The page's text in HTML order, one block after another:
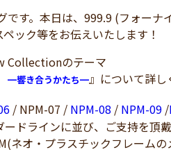
す。本日は、999.9 (フォー
ック等をお伝えいたします！
Collectionのテーマ
━響き合うかたち━』について詳し
/ NPM-07 / NPM-08 / NPM-09 /
ドラインに並び、ご支持を頂
ネオ・プラスチックフレーム